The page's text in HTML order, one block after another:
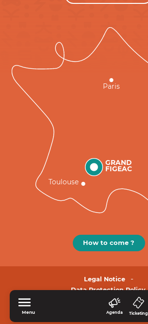
Menu Agenda Ticketing
GRAND
FIGEAC
Toulouse
Paris
How to come ?
Legal Notice
Data Protection Policy.